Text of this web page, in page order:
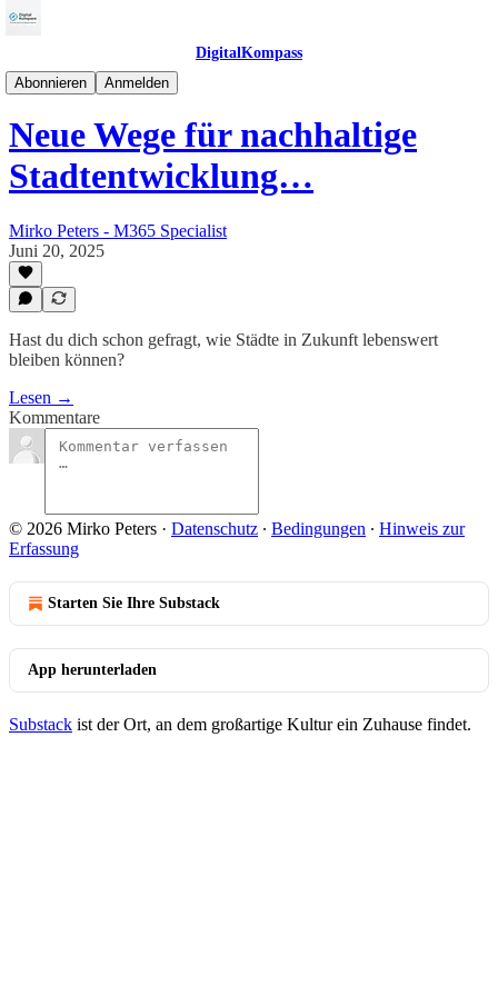
DigitalKompass
Abonnieren
Anmelden
SmartCityKompass
Neue Wege für nachhaltige
Stadtentwicklung…
Mirko Peters - M365 Specialist
Juni 20, 2025
Hast du dich schon gefragt, wie Städte in Zukunft lebenswert
bleiben können?
Lesen →
Kommentare
© 2026 Mirko Peters · Datenschutz ∙ Bedingungen ∙ Hinweis zur
Erfassung
Starten Sie Ihre Substack
App herunterladen
Substack ist der Ort, an dem großartige Kultur ein Zuhause findet.